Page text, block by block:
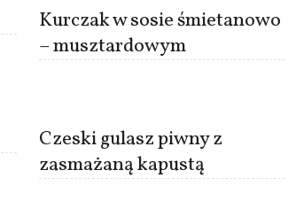
Kurczak w sosie śmietanowo
– musztardowym
Czeski gulasz piwny z
zasmażaną kapustą